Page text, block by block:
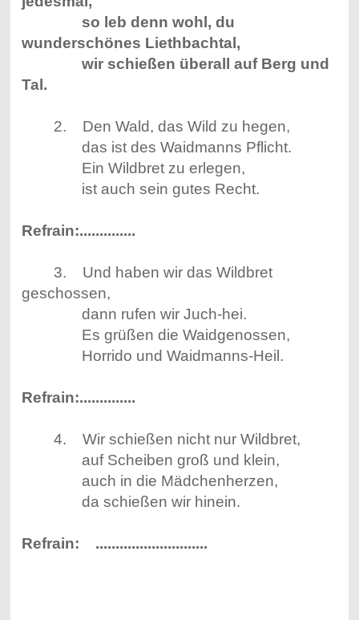
so leb denn wohl, du
wunderschönes Liethbachtal,
wir schießen überall auf Berg und
Tal.
2. Den Wald, das Wild zu hegen,
das ist des Waidmanns Pflicht.
Ein Wildbret zu erlegen,
ist auch sein gutes Recht.
Refrain:..............
3. Und haben wir das Wildbret
geschossen,
dann rufen wir Juch-hei.
Es grüßen die Waidgenossen,
Horrido und Waidmanns-Heil.
Refrain:..............
4. Wir schießen nicht nur Wildbret,
auf Scheiben groß und klein,
auch in die Mädchenherzen,
da schießen wir hinein.
Refrain: ............................